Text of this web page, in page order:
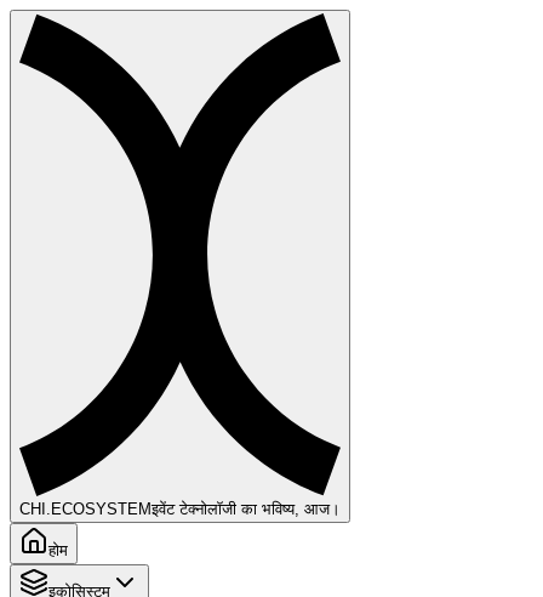
CHI .ECOSYSTEMइवेंट टेक्नोलॉजी का भविष्य, आज।
होम
इकोसिस्टम